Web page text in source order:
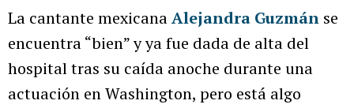
La cantante mexicanaAlejandra Guzmán se
encuentra “bien” y ya fue dada de alta del
hospital tras su caída anoche durante una
actuación en Washington, pero está algo